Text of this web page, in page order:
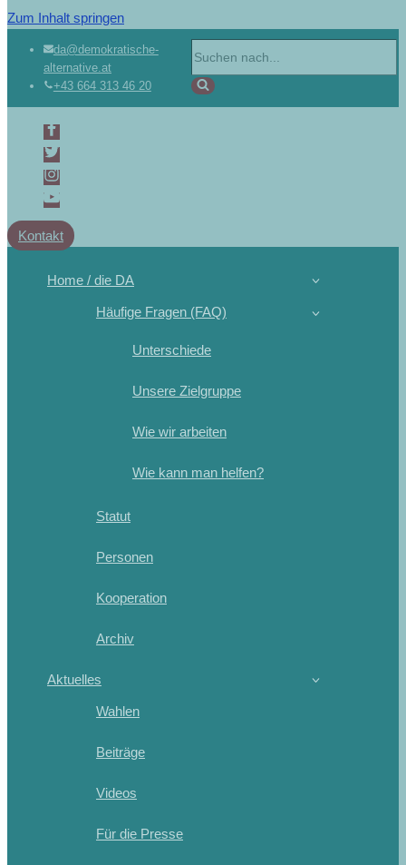
Zum Inhalt springen
da@demokratische-
alternative.at
+43 664 313 46 20
Kontakt
Home / die DA
Häufige Fragen (FAQ)
Unterschiede
Unsere Zielgruppe
Wie wir arbeiten
Wie kann man helfen?
Statut
Personen
Kooperation
Archiv
Aktuelles
Wahlen
Beiträge
Videos
Für die Presse